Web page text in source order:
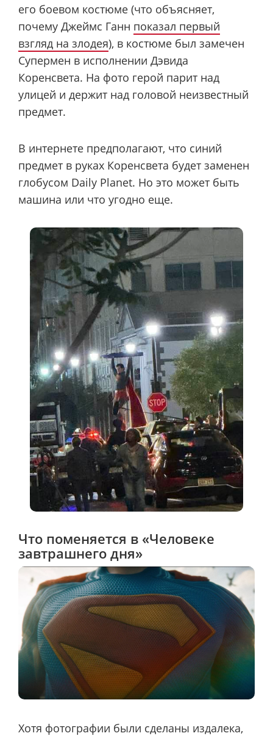
его боевом костюме (что объясняет,
почему Джеймс Ганн показал первый
взгляд на злодея), в костюме был замечен
Супермен в исполнении Дэвида
Коренсвета. На фото герой парит над
улицей и держит над головой неизвестный
предмет.
В интернете предполагают, что синий
предмет в руках Коренсвета будет заменен
глобусом Daily Planet. Но это может быть
машина или что угодно еще.
Что поменяется в «Человеке
завтрашнего дня»
Хотя фотографии были сделаны издалека,